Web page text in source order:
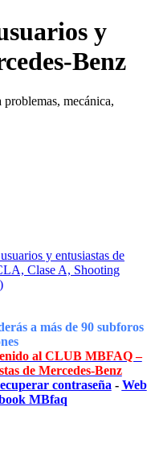
y
Benz
mecánica,
y entusiastas de
Clase A, Shooting
a más de 90 subforos
al CLUB MBFAQ –
de Mercedes-Benz
contraseña - Web
MBfaq